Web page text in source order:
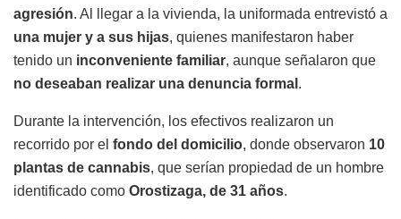
agresión. Al llegar a la vivienda, la uniformada entrevistó a
una mujer y a sus hijas, quienes manifestaron haber
tenido un inconveniente familiar, aunque señalaron que
no deseaban realizar una denuncia formal .
Durante la intervención, los efectivos realizaron un
recorrido por el fondo del domicilio, donde observaron 10
plantas de cannabis, que serían propiedad de un hombre
identificado como Orostizaga, de 31 años.